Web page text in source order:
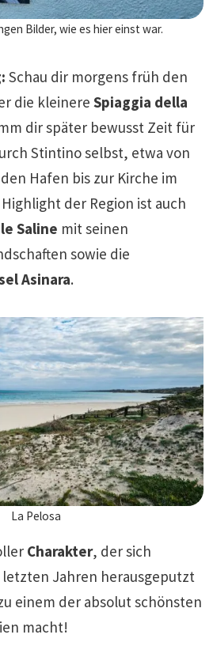
Bilder, wie es hier einst war.
Schau dir morgens früh den
die kleinere Spiaggia della
dir später bewusst Zeit für
Stintino selbst, etwa von
Hafen bis zur Kirche im
der Region ist auch
Saline mit seinen
sowie die
Asinara.
La Pelosa
Charakter, der sich
Jahren herausgeputzt
einem der absolut schönsten
macht!